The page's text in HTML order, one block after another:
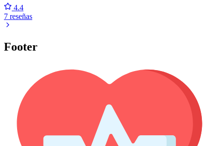
4.4
7 reseñas
Footer